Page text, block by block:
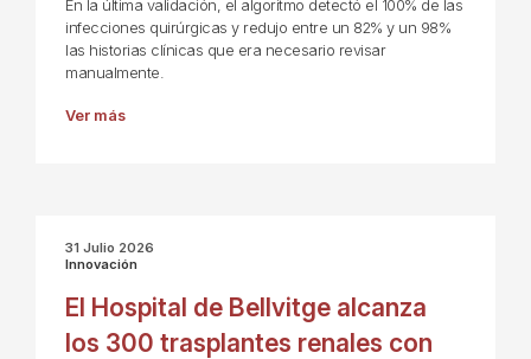
En la última validación, el algoritmo detectó el 100% de las
infecciones quirúrgicas y redujo entre un 82% y un 98%
las historias clínicas que era necesario revisar
manualmente.
Ver más
31 Julio 2026
Innovación
El Hospital de Bellvitge alcanza
los 300 trasplantes renales con